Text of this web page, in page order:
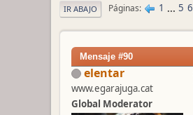
IR ABAJO Páginas 1 ... 5 6
Mensaje #90
elentar
www.egarajuga.cat
Global Moderator